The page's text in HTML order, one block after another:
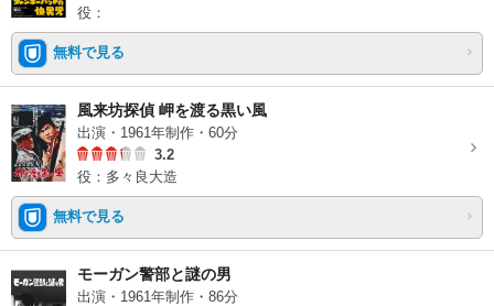
役：
無料で見る
風来坊探偵 岬を渡る黒い風
出演・1961年制作・60分
3.2
役：多々良大造
無料で見る
モーガン警部と謎の男
出演・1961年制作・86分